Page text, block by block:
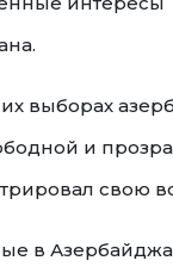
выборах
и
свою
в